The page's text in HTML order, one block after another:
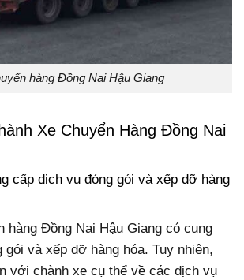
hàng Đồng Nai Hậu Giang
Xe Chuyển Hàng Đồng Nai
cấp dịch vụ đóng gói và xếp dỡ hàng
hàng Đồng Nai Hậu Giang có cung
gói và xếp dỡ hàng hóa. Tuy nhiên,
với chành xe cụ thể về các dịch vụ